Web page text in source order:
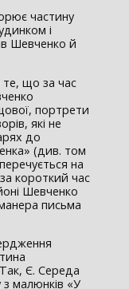
частину
і
Шевченко й
те, що за час
портрети
які не
до
(див. том
на
короткий час
Шевченко
письма
Є. Середа
малюнків «У